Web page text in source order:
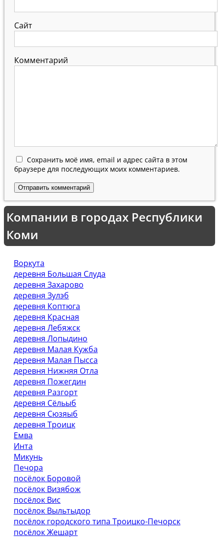
Сайт
Комментарий
Сохранить моё имя, email и адрес сайта в этом
браузере для последующих моих комментариев.
Компании в городах Республики
Коми
Воркута
деревня Большая Слуда
деревня Захарово
деревня Зулэб
деревня Коптюга
деревня Красная
деревня Лебяжск
деревня Лопыдино
деревня Малая Кужба
деревня Малая Пысса
деревня Нижняя Отла
деревня Пожегдин
деревня Разгорт
деревня Сёльыб
деревня Сюзяыб
деревня Троицк
Емва
Инта
Микунь
Печора
посёлок Боровой
посёлок Визябож
посёлок Вис
посёлок Выльтыдор
посёлок городского типа Троицко-Печорск
посёлок Жешарт